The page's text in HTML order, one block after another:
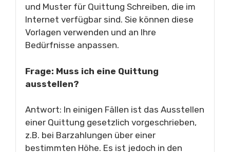
und Muster für Quittung Schreiben, die im
Internet verfügbar sind. Sie können diese
Vorlagen verwenden und an Ihre
Bedürfnisse anpassen.
Frage: Muss ich eine Quittung
ausstellen?
Antwort: In einigen Fällen ist das Ausstellen
einer Quittung gesetzlich vorgeschrieben,
z.B. bei Barzahlungen über einer
bestimmten Höhe. Es ist jedoch in den